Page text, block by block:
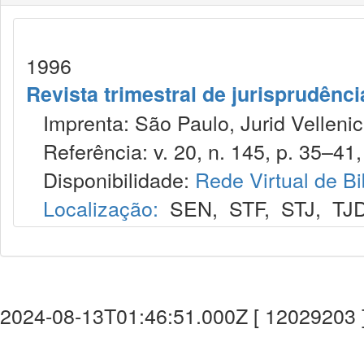
1996
Revista trimestral de
Imprenta: São Paulo, Jurid
Referência: v. 20, n. 145, p.
Disponibilidade: Rede Virtual de
Localização: SEN, STF, STJ,
2024-08-13T01:46:51.000Z [ 12029203